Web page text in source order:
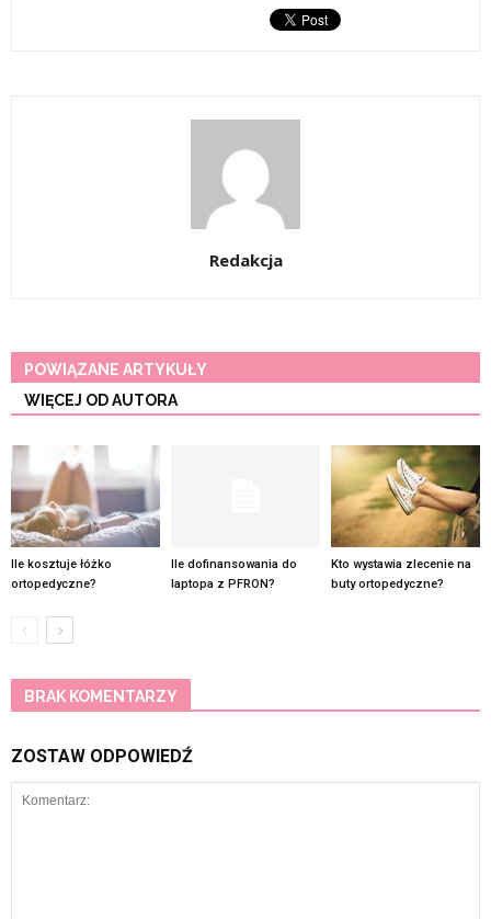
Redakcja
POWIĄZANE ARTYKUŁY
WIĘCEJ OD AUTORA
Ile kosztuje łóżko
ortopedyczne?
Ile dofinansowania do
laptopa z PFRON?
Kto wystawia zlecenie na
buty ortopedyczne?
BRAK KOMENTARZY
ZOSTAW ODPOWIEDŹ